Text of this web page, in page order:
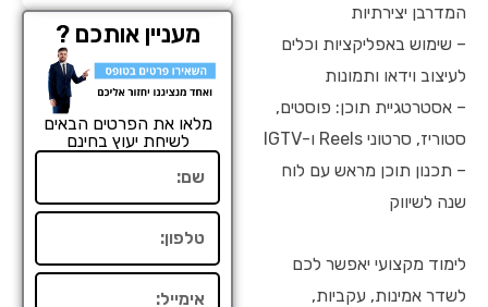
המדרבן יצירתיות
– שימוש באפליקציות וכלים
לעיצוב וידאו ותמונות
– אסטרטגיית תוכן: פוסטים,
סטוריז, סרטוני Reels ו-IGTV
– תכנון תוכן מראש עם לוח
שנה לשיווק
לימוד מקצועי יאפשר לכם
לשדר אמינות, עקביות,
מעניין אותכם ?
מלאו את הפרטים הבאים
לשיחת יעוץ בחינם